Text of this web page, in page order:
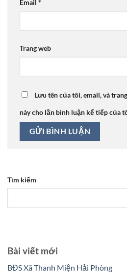
Email *
Trang web
Lưu tên của tôi, email, và
này cho lần bình luận kế tiếp của
Tìm kiếm
Bài viết mới
BĐS Xã Thanh Miện Hải Phòng